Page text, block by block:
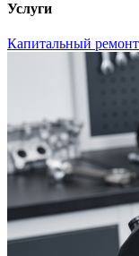
Услуги
Капитальный